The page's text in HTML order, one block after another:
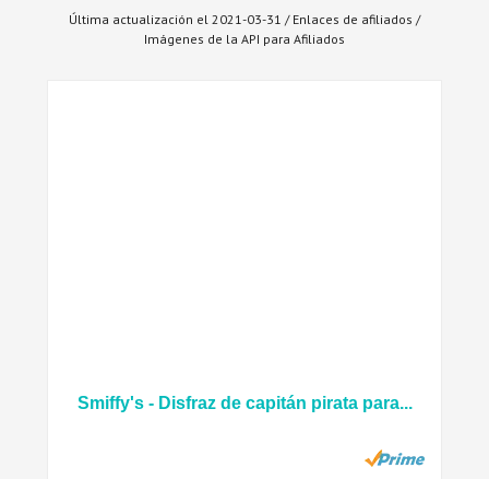
Última actualización el 2021-03-31 / Enlaces de afiliados /
Imágenes de la API para Afiliados
Smiffy's - Disfraz de capitán pirata para...